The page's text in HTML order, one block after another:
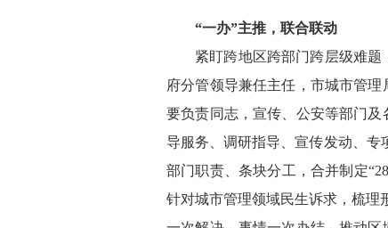
“一办”主推，联合联动
紧盯跨地区跨部门跨层级难
府分管领导兼任主任，市城市管
要负责同志，宣传、公安等部门
导服务、调研指导、宣传发动、专
部门职责、条块分工，合并制定
针对城市管理领域民生诉求，梳理